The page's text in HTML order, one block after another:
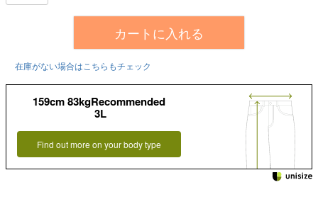
カートに入れる
在庫がない場合はこちらもチェック
159cm 83kgRecommended
3L
Find out more on your body type